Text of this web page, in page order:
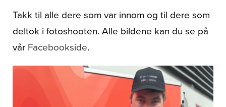
Takk til alle dere som var innom og til dere som
deltok i fotoshooten. Alle bildene kan du se på
vårFacebookside.